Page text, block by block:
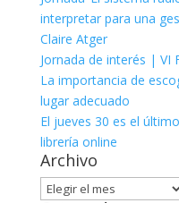
interpretar para una
Claire Atger
Jornada de interés | VI
La importancia de
lugar adecuado
El jueves 30 es el
librería online
Archivo
Archivo